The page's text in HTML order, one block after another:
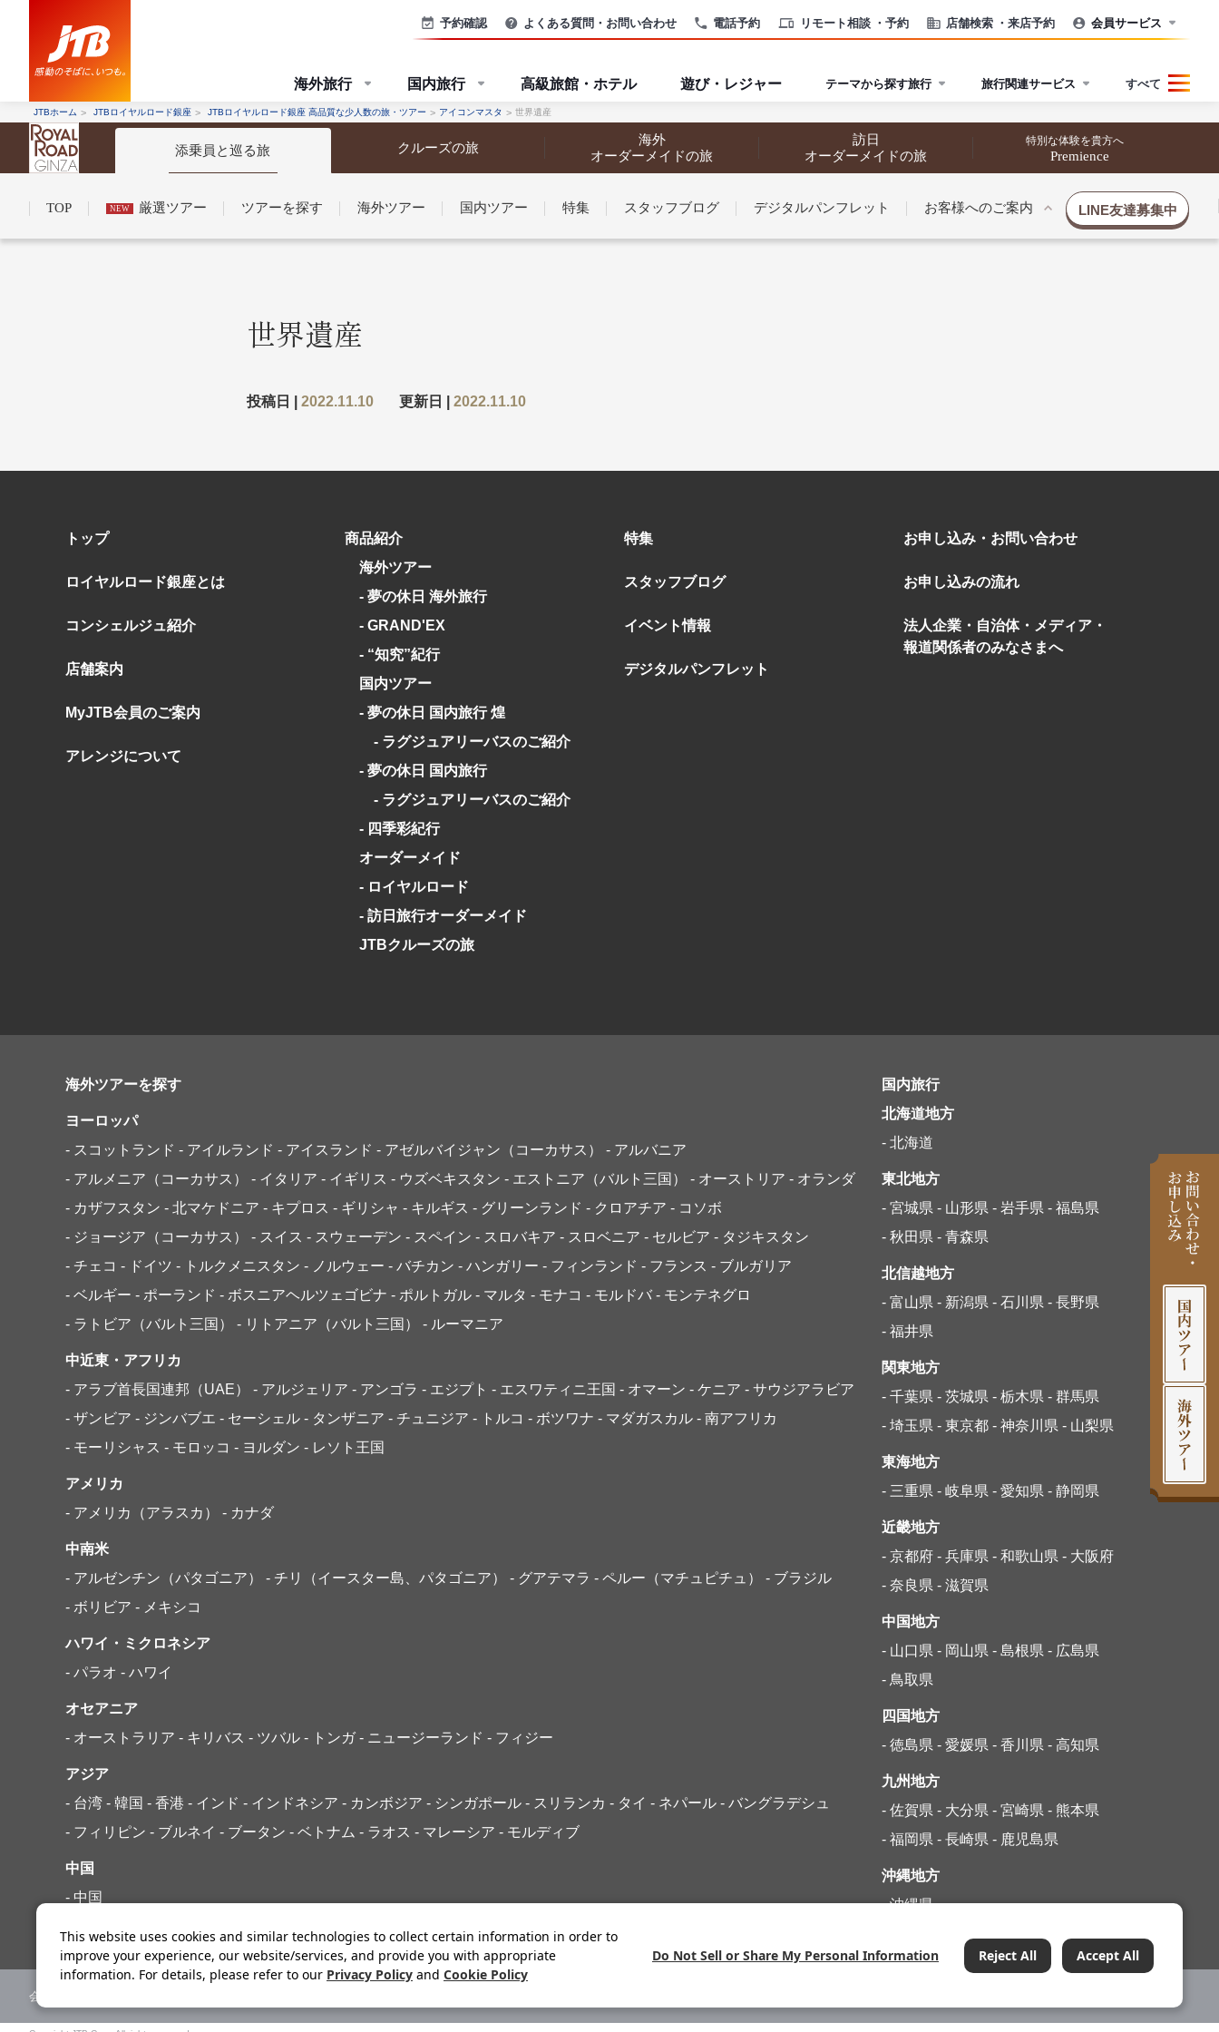
電話予約 リモート相談 ・予約 店舗検索 ・来店予約
予約確認 よくある質問・お問い合わせ 会員サービス
海外旅行 国内旅行 高級旅館・ホテル 遊び・レジャー テーマから探す旅行 旅行関連サービス すべて
JTBホーム JTBロイヤルロード銀座 JTBロイヤルロード銀座 高品質な少人数の旅・ツアー アイコンマスタ 世界遺産
添乗員と巡る旅 クルーズの旅
海外
オーダーメイドの旅
訪日
オーダーメイドの旅
特別な体験を貴方へ
Premience
TOP NEW 厳選ツアー ツアーを探す 海外ツアー 国内ツアー 特集 スタッフブログ デジタルパンフレット お客様へのご案内
コンシェルジュ紹介お申し込みの流れ法人企業・自治体のみなさまへ
LINE友達募集中
出発月
2月 3月
11月
12月 お盆・夏休み
ブランド
“知究”紀行
GRAND'EX
目的・テーマから探す
美術鑑賞
ヨーロッパの田舎（村・町）
特別企画
グルメ リゾート
日系航空会社で行く
野生動物に出合う
お花・紅葉
鉄道の旅
出発月
冬の国内旅行
1月
年末年始
ブランド
夢の休日 煌
夢の休日 国内旅行
目的・テーマから探す
紅葉
花火 祭り
ガンツウ
ななつ星in九州
TWILIGHT EXPRESS 瑞風
美食・旬の味覚を味わう
島旅
芸術鑑賞（美術、音楽）・講師同行の旅
世界遺産
投稿日 | 2022.11.10 更新日 | 2022.11.10
トップ
ロイヤルロード銀座とは
コンシェルジュ紹介
店舗案内
MyJTB会員のご案内
アレンジについて
商品紹介
海外ツアー
- 夢の休日 海外旅行
- GRAND'EX
- “知究”紀行
国内ツアー
- 夢の休日 国内旅行 煌
- ラグジュアリーバスのご紹介
- 夢の休日 国内旅行
- ラグジュアリーバスのご紹介
- 四季彩紀行
オーダーメイド
- ロイヤルロード
- 訪日旅行オーダーメイド
JTBクルーズの旅
特集
スタッフブログ
イベント情報
デジタルパンフレット
お申し込み・お問い合わせ
お申し込みの流れ
法人企業・自治体・メディア・
報道関係者のみなさまへ
海外ツアーを探す
ヨーロッパ
- スコットランド - アイルランド - アイスランド - アゼルバイジャン（コーカサス）
- アルバニア
- アルメニア（コーカサス）
- イタリア - イギリス - ウズベキスタン - エストニア（バルト三国） - オーストリア - オランダ
- カザフスタン - 北マケドニア - キプロス - ギリシャ - キルギス - グリーンランド - クロアチア - コソボ
- ジョージア（コーカサス）
- スイス - スウェーデン - スペイン - スロバキア - スロベニア - セルビア - タジキスタン
- チェコ - ドイツ - トルクメニスタン - ノルウェー - バチカン - ハンガリー - フィンランド - フランス - ブルガリア
- ベルギー - ポーランド - ボスニアヘルツェゴビナ - ポルトガル - マルタ - モナコ - モルドバ - モンテネグロ
- ラトビア（バルト三国）
- リトアニア（バルト三国） - ルーマニア
中近東・アフリカ
- アラブ首長国連邦（UAE）
- アルジェリア - アンゴラ - エジプト - エスワティニ王国 - オマーン - ケニア - サウジアラビア
- ザンビア - ジンバブエ - セーシェル - タンザニア - チュニジア - トルコ - ボツワナ - マダガスカル - 南アフリカ
- モーリシャス - モロッコ - ヨルダン - レソト王国
アメリカ
- アメリカ（アラスカ）
- カナダ
中南米
- アルゼンチン（パタゴニア）
- チリ（イースター島、パタゴニア） - グアテマラ - ペルー（マチュピチュ）
- ブラジル
- ボリビア - メキシコ
ハワイ・ミクロネシア
- パラオ - ハワイ
オセアニア
- オーストラリア - キリバス - ツバル - トンガ - ニュージーランド - フィジー
アジア
- 台湾 - 韓国 - 香港 - インド - インドネシア - カンボジア - シンガポール - スリランカ - タイ - ネパール - バングラデシュ
- フィリピン - ブルネイ - ブータン - ベトナム - ラオス - マレーシア - モルディブ
中国
- 中国
国内旅行
北海道地方
- 北海道
東北地方
- 宮城県 - 山形県 - 岩手県 - 福島県
- 秋田県 - 青森県
北信越地方
- 富山県 - 新潟県 - 石川県 - 長野県
- 福井県
関東地方
- 千葉県 - 茨城県 - 栃木県 - 群馬県
- 埼玉県 - 東京都 - 神奈川県 - 山梨県
東海地方
- 三重県 - 岐阜県 - 愛知県 - 静岡県
近畿地方
- 京都府 - 兵庫県 - 和歌山県 - 大阪府
- 奈良県 - 滋賀県
中国地方
- 山口県 - 岡山県 - 島根県 - 広島県
- 鳥取県
四国地方
- 徳島県 - 愛媛県 - 香川県 - 高知県
九州地方
- 佐賀県 - 大分県 - 宮崎県 - 熊本県
- 福岡県 - 長崎県 - 鹿児島県
沖縄地方
- 沖縄県
会社案内
This website uses cookies and similar technologies to collect certain information in order to
improve your experience, our website/services, and provide you with appropriate
information. For details, please refer to our Privacy Policy and Cookie Policy
Do Not Sell or Share My Personal Information Reject All Accept All